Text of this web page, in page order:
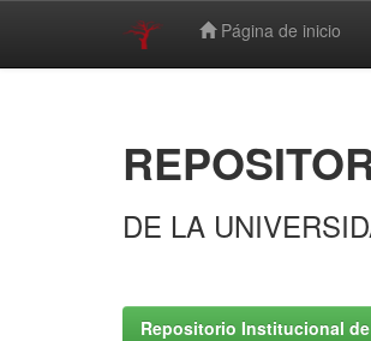
Página de inicio
DE LA
Repositorio Institucional